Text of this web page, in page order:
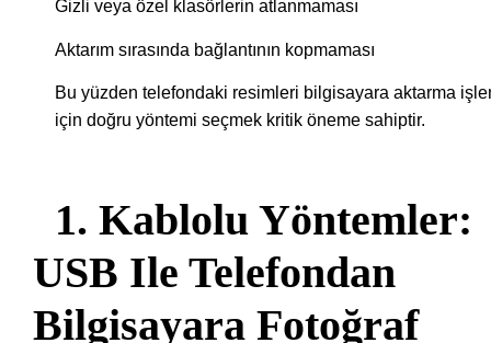
Gizli veya özel klasörlerin atlanmaması
Aktarım sırasında bağlantının kopmaması
Bu yüzden telefondaki resimleri bilgisayara aktarma
için doğru yöntemi seçmek kritik öneme sahiptir.
1. Kablolu Yöntemler:
USB Ile Telefondan
Bilgisayara Fotoğraf